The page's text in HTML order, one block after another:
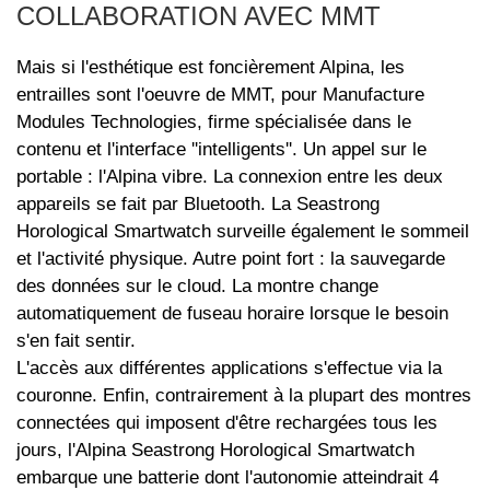
COLLABORATION AVEC MMT
Mais si l'esthétique est foncièrement Alpina, les
entrailles sont l'oeuvre de MMT, pour Manufacture
Modules Technologies, firme spécialisée dans le
contenu et l'interface ''intelligents''. Un appel sur le
portable : l'Alpina vibre. La connexion entre les deux
appareils se fait par Bluetooth. La Seastrong
Horological Smartwatch surveille également le sommeil
et l'activité physique. Autre point fort : la sauvegarde
des données sur le cloud. La montre change
automatiquement de fuseau horaire lorsque le besoin
s'en fait sentir.
L'accès aux différentes applications s'effectue via la
couronne. Enfin, contrairement à la plupart des montres
connectées qui imposent d'être rechargées tous les
jours, l'Alpina Seastrong Horological Smartwatch
embarque une batterie dont l'autonomie atteindrait 4